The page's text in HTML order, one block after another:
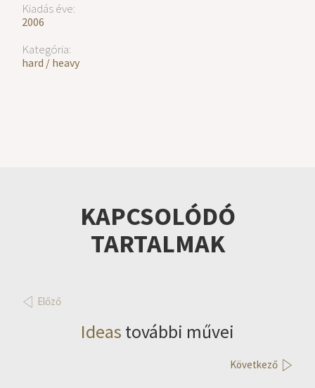
Kiadás éve:
2006
Kategória:
hard / heavy
KAPCSOLÓDÓ
TARTALMAK
Előző
Ideas további művei
Következő